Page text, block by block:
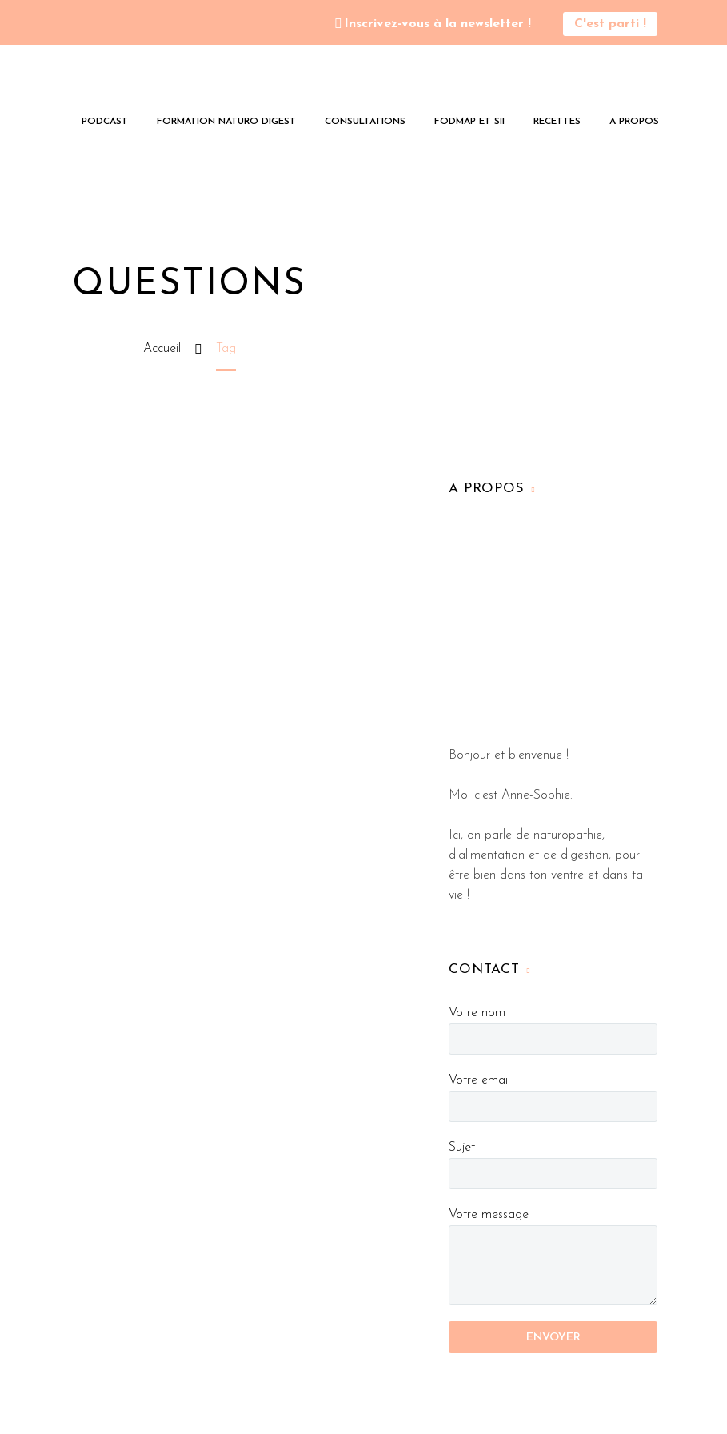
Inscrivez-vous à la newsletter ! C'est parti !
PODCAST FORMATION NATURO DIGEST CONSULTATIONS FODMAP ET SII RECETTES A PROPOS
QUESTIONS
Accueil Tag
A PROPOS
Bonjour et bienvenue !
Moi c'est Anne-Sophie.
Ici, on parle de naturopathie,
d'alimentation et de digestion, pour
être bien dans ton ventre et dans ta
vie !
CONTACT
Votre nom
Votre email
Sujet
Votre message